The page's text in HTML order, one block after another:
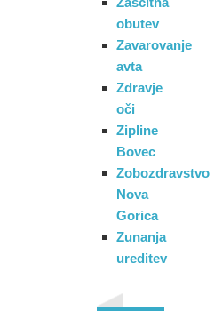
obutev
Zavarovanje
avta
Zdravje
oči
Zipline
Bovec
Zobozdravstvo
Nova
Gorica
Zunanja
ureditev